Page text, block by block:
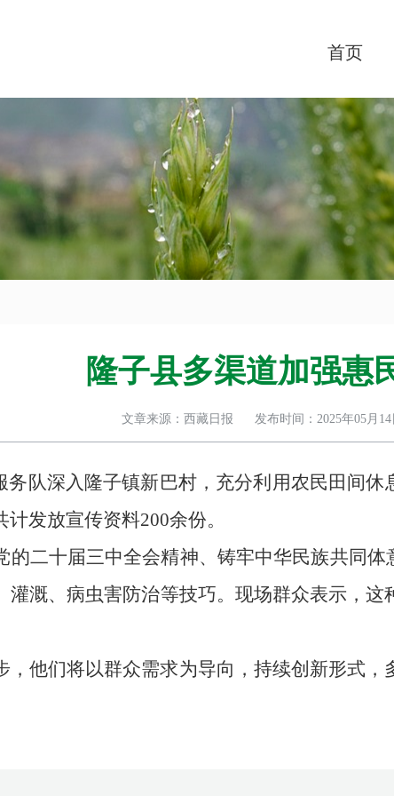
首页
隆子县多渠道加强惠
文章来源：西藏日报 发布时间：2025年05月14
务队深入隆子镇新巴村，充分利用农民田间
发放宣传资料200余份。
二十届三中全会精神、铸牢中华民族共同体
溉、病虫害防治等技巧。现场群众表示，
，他们将以群众需求为导向，持续创新形式